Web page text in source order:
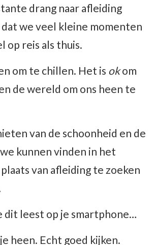
drang naar afleiding
we veel kleine momenten
op reis als thuis.
om te chillen. Het is okom
de wereld om ons heen te
van de schoonheid en de
kunnen vinden in het
van afleiding te zoeken
dit leest op je smartphone…
heen. Echt goed kijken.